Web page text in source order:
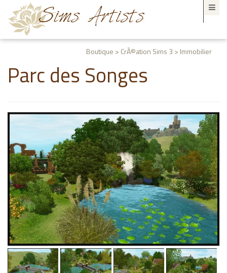
Boutique > CrÃ©ation Sims 3 > Immobilier
Parc des Songes